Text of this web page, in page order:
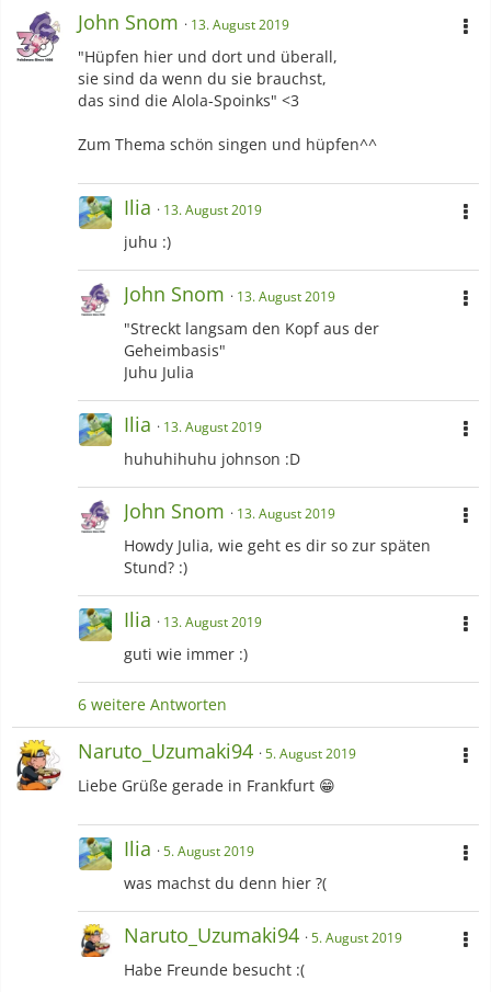
John Snom 13. August 2019
"Hüpfen hier und dort und überall,
sie sind da wenn du sie brauchst,
das sind die Alola-Spoinks" <3
Zum Thema schön singen und hüpfen^^
Ilia 13. August 2019
juhu :)
John Snom 13. August 2019
"Streckt langsam den Kopf aus der
Geheimbasis"
Juhu Julia
Ilia 13. August 2019
huhuhihuhu johnson :D
John Snom 13. August 2019
Howdy Julia, wie geht es dir so zur späten
Stund? :)
Ilia 13. August 2019
guti wie immer :)
6 weitere Antworten
Naruto_Uzumaki94 5. August 2019
Liebe Grüße gerade in Frankfurt 😁
Ilia 5. August 2019
was machst du denn hier ?(
Naruto_Uzumaki94 5. August 2019
Habe Freunde besucht :(